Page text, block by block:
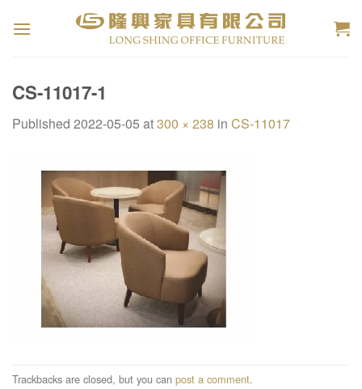
CS-11017-1
Published 2022-05-05 at300 × 238 in CS-11017
Trackbacks are closed, but you can post a comment.